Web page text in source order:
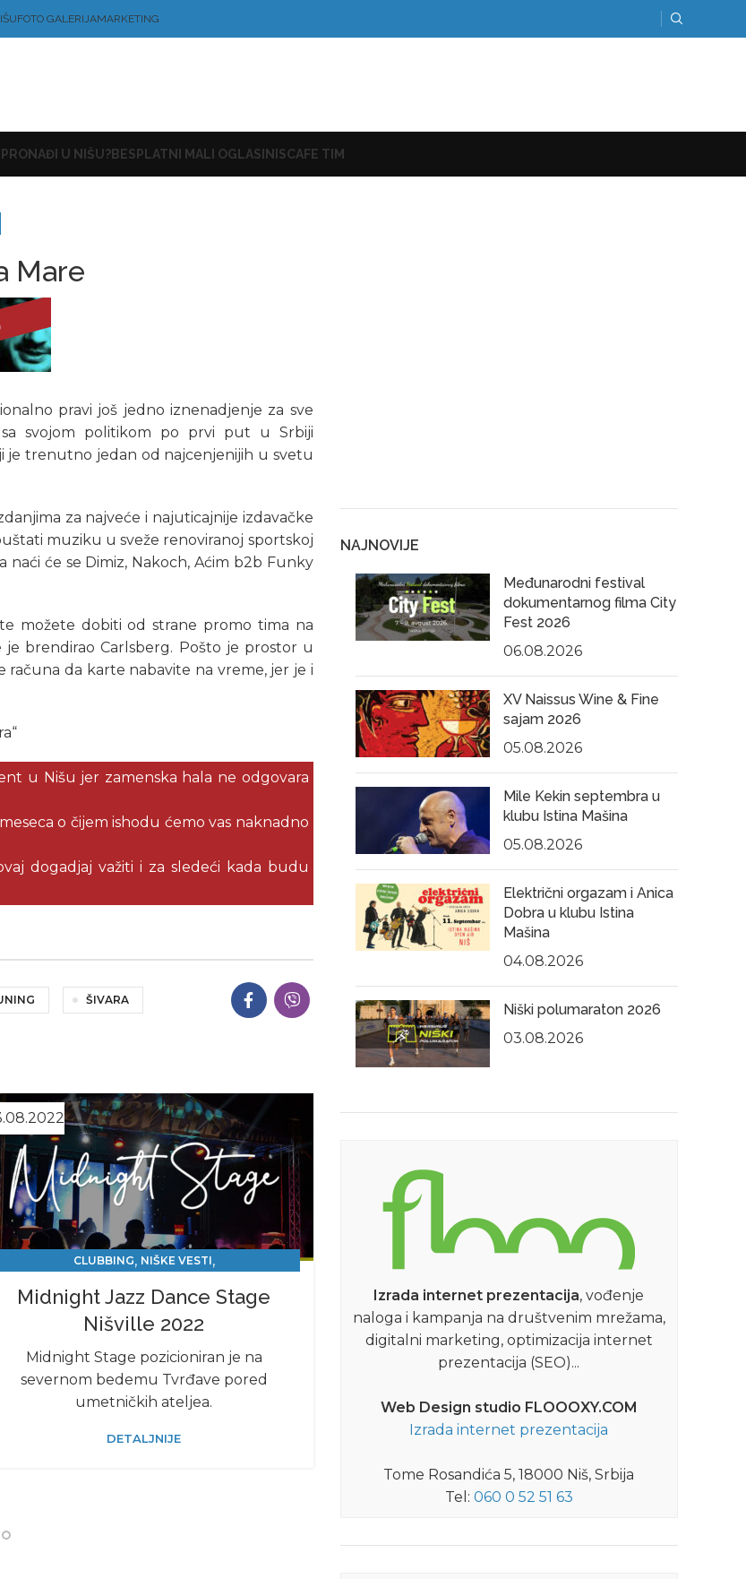
FOTO GALERIJAMARKETING
PRONAĐI U NIŠU?BESPLATNI MALI OGLASI NISCAFE TIM
Mare
pravi još jedno iznenadjenje za sve
svojom politikom po prvi put u Srbiji
je trenutno jedan od najcenjenijih u svetu
za najveće i najuticajnije izdavačke
muziku u sveže renoviranoj sportskoj
naći će se Dimiz, Nakoch, Aćim b2b Funky
možete dobiti od strane promo tima na
brendirao Carlsberg. Pošto je prostor u
računa da karte nabavite na vreme, jer je i
u Nišu jer zamenska hala ne odgovara
o čijem ishodu ćemo vas naknadno
dogadjaj važiti i za sledeći kada budu
ŠIVARA
CLUBBING, NIŠKE VESTI,
Midnight Jazz Dance Stage
Nišville 2022
Midnight Stage pozicioniran je na
severnom bedemu Tvrđave pored
umetničkih ateljea.
DETALJNIJE
04.05.2022
Yugo.wav: 7. maj – Feedback
Poslednji Yugowave ove sezone u
Feedback-u! Provod mora da bude jak
da bi ga pamtili do jeseni, zato dođite da
ga učinimo nezaboravnim...
DETALJNIJE
NAJNOVIJE
Međunarodni festival
dokumentarnog filma City
Fest 2026
06.08.2026
XV Naissus Wine & Fine
sajam 2026
05.08.2026
Mile Kekin septembra u
klubu Istina Mašina
05.08.2026
Električni orgazam i Anica
Dobra u klubu Istina
Mašina
04.08.2026
Niški polumaraton 2026
03.08.2026
Izrada internet prezentacija, vođenje
naloga i kampanja na društvenim mrežama,
digitalni marketing, optimizacija internet
prezentacija (SEO)...
Web Design studio FLOOOXY.COM
Izrada internet prezentacija
Tome Rosandića 5, 18000 Niš, Srbija
Tel: 060 0 52 51 63